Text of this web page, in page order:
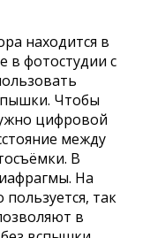
находится в
в фотостудии с
Чтобы
цифровой
между
В
На
так
в